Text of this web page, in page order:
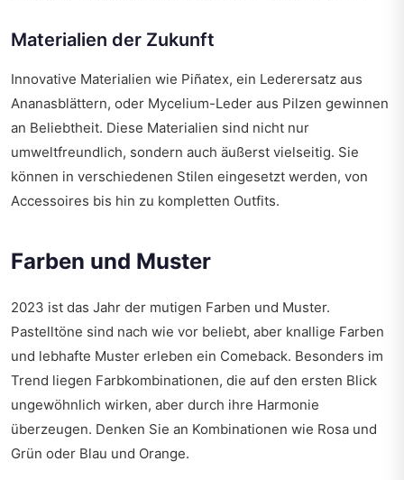
Materialien der Zukunft
Innovative Materialien wie Piñatex, ein Lederersatz aus
Ananasblättern, oder Mycelium-Leder aus Pilzen gewinnen
an Beliebtheit. Diese Materialien sind nicht nur
umweltfreundlich, sondern auch äußerst vielseitig. Sie
können in verschiedenen Stilen eingesetzt werden, von
Accessoires bis hin zu kompletten Outfits.
Farben und Muster
2023 ist das Jahr der mutigen Farben und Muster.
Pastelltöne sind nach wie vor beliebt, aber knallige Farben
und lebhafte Muster erleben ein Comeback. Besonders im
Trend liegen Farbkombinationen, die auf den ersten Blick
ungewöhnlich wirken, aber durch ihre Harmonie
überzeugen. Denken Sie an Kombinationen wie Rosa und
Grün oder Blau und Orange.